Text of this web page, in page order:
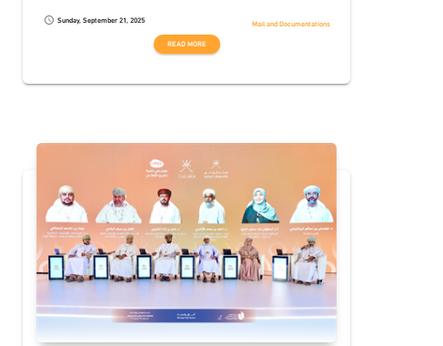
schedule Sunday, September 21, 2025
Mail and Documentations
READ MORE